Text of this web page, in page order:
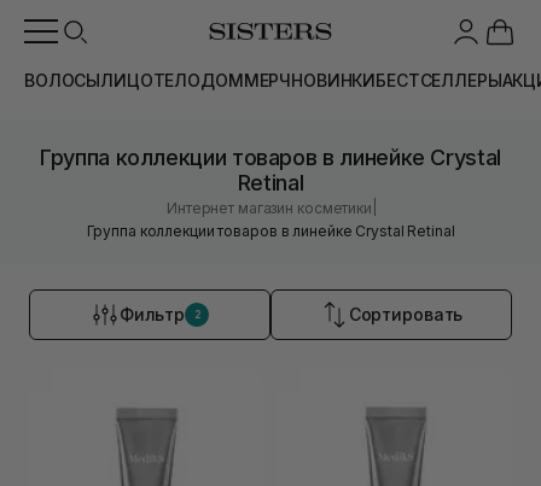
ВОЛОСЫЛИЦОТЕЛОДОММЕРЧНОВИНКИБЕСТСЕЛЛЕРЫ
Группа коллекции товаров в линейке Crystal
Retinal
Интернет магазин косметики
Группа коллекции товаров в линейке Crystal Retinal
Фильтр 2 Сортировать